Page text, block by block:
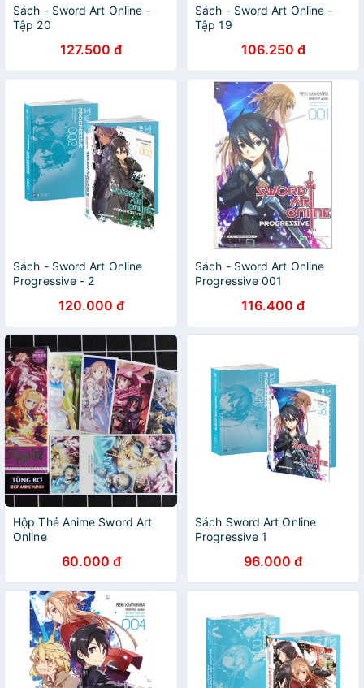
Sách - Sword Art Online -
Tập 20
127.500 đ
Sách - Sword Art Online -
Tập 19
106.250 đ
Sách - Sword Art Online
Progressive - 2
120.000 đ
Sách - Sword Art Online
Progressive 001
116.400 đ
Hộp Thẻ Anime Sword Art
Online
60.000 đ
Sách Sword Art Online
Progressive 1
96.000 đ